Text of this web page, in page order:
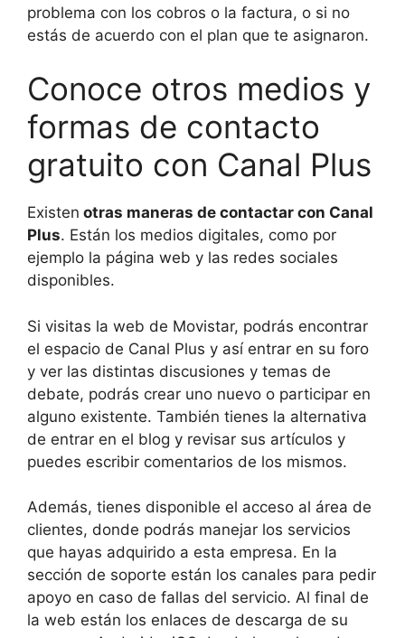
problema con los cobros o la factura, o si no
estás de acuerdo con el plan que te asignaron.
Conoce otros medios y
formas de contacto
gratuito con Canal Plus
Existen otras maneras de contactar con Canal
Plus. Están los medios digitales, como por
ejemplo la página web y las redes sociales
disponibles.
Si visitas la web de Movistar, podrás encontrar
el espacio de Canal Plus y así entrar en su foro
y ver las distintas discusiones y temas de
debate, podrás crear uno nuevo o participar en
alguno existente. También tienes la alternativa
de entrar en el blog y revisar sus artículos y
puedes escribir comentarios de los mismos.
Además, tienes disponible el acceso al área de
clientes, donde podrás manejar los servicios
que hayas adquirido a esta empresa. En la
sección de soporte están los canales para pedir
apoyo en caso de fallas del servicio. Al final de
la web están los enlaces de descarga de su